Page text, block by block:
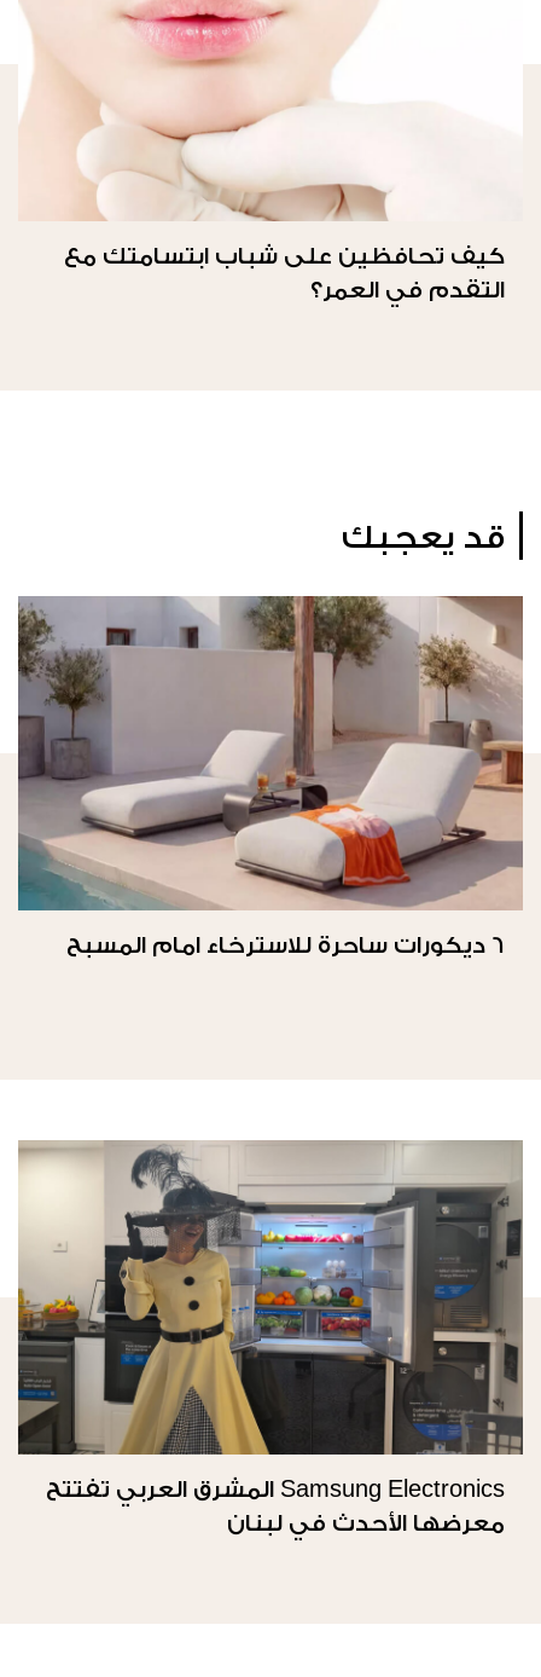
كيف تحافظين على شباب ابتسامتك مع
التقدم في العمر؟
قد يعجبك
6 ديكورات ساحرة للاسترخاء امام المسبح
Samsung Electronics المشرق العربي تفتتح
معرضها الأحدث في لبنان